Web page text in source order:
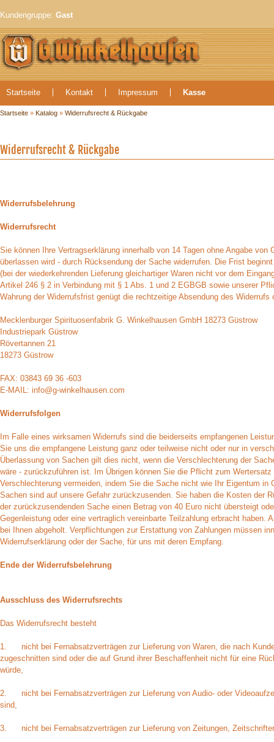
Kundengruppe: Gast
Startseite Kontakt Impressum Kasse
Startseite » Katalog » Widerrufsrecht & Rückgabe
Widerrufsrecht & Rückgabe
Widerrufsbelehrung
Widerrufsrecht
Sie können Ihre Vertragserklärung innerhalb von 14 Tagen ohne Angabe
überlassen wird - durch Rücksendung der Sache widerrufen. Die Frist
(bei der wiederkehrenden Lieferung gleichartiger Waren nicht vor dem
Artikel 246 § 2 in Verbindung mit § 1 Abs. 1 und 2 EGBGB sowie unserer
Wahrung der Widerrufsfrist genügt die rechtzeitige Absendung des
Mecklenburger Spirituosenfabrik G. Winkelhausen GmbH 18273 Güstrow
Industriepark Güstrow
Rövertannen 21
18273 Güstrow
FAX: 03843 69 36 -603
E-MAIL: info@g-winkelhausen.com
Widerrufsfolgen
Im Falle eines wirksamen Widerrufs sind die beiderseits empfangenen
Sie uns die empfangene Leistung ganz oder teilweise nicht oder nur in
Überlassung von Sachen gilt dies nicht, wenn die Verschlechterung der
wäre - zurückzuführen ist. Im Übrigen können Sie die Pflicht zum
Verschlechterung vermeiden, indem Sie die Sache nicht wie Ihr Eigentum
Sachen sind auf unsere Gefahr zurückzusenden. Sie haben die Kosten der
der zurückzusendenden Sache einen Betrag von 40 Euro nicht übersteigt
Gegenleistung oder eine vertraglich vereinbarte Teilzahlung erbracht
bei Ihnen abgeholt. Verpflichtungen zur Erstattung von Zahlungen müssen
Widerrufserklärung oder der Sache, für uns mit deren Empfang.
Ende der Widerrufsbelehrung
Ausschluss des Widerrufsrechts
Das Widerrufsrecht besteht
1. nicht bei Fernabsatzverträgen zur Lieferung von Waren, die nach
zugeschnitten sind oder die auf Grund ihrer Beschaffenheit nicht für eine
würde,
2. nicht bei Fernabsatzverträgen zur Lieferung von Audio- oder
sind,
3. nicht bei Fernabsatzverträgen zur Lieferung von Zeitungen,